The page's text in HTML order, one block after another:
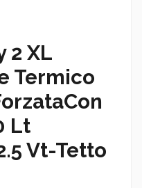
2 XL
Termico
Lt
Vt-Tetto